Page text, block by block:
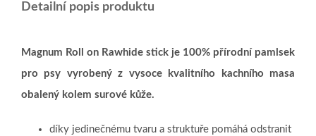
Detailní popis produktu
Magnum Roll on Rawhide stick je 100% přírodní pamlsek
pro psy vyrobený z vysoce kvalitního kachního masa
obalený kolem surové kůže.
díky jedinečnému tvaru a struktuře pomáhá odstranit